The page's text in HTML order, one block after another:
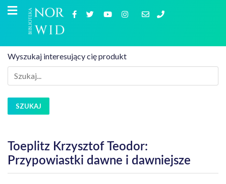
Wyszukaj interesujący cię produkt
SZUKAJ
Toeplitz Krzysztof Teodor:
Przypowiastki dawne i dawniejsze